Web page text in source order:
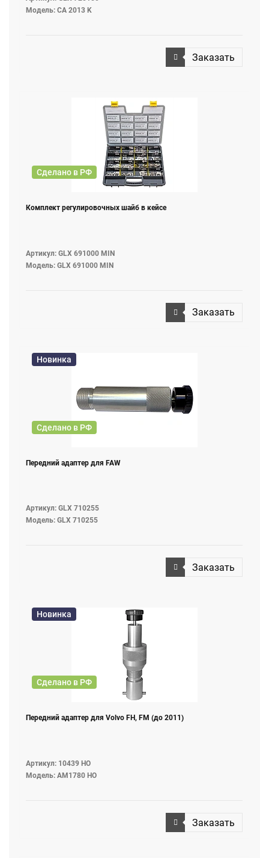
Модель: CA 2013 K
Заказать
Сделано в РФ
Комплект регулировочных шайб в кейсе
Артикул: GLX 691000 MIN
Модель: GLX 691000 MIN
Заказать
Новинка
Сделано в РФ
Передний адаптер для FAW
Артикул: GLX 710255
Модель: GLX 710255
Заказать
Новинка
Сделано в РФ
Передний адаптер для Volvo FH, FM (до 2011)
Артикул: 10439 НО
Модель: AM1780 НО
Заказать